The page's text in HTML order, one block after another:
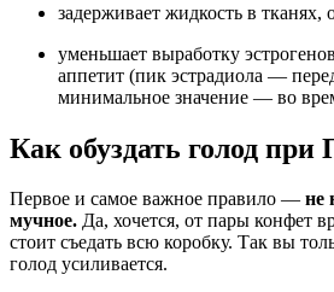
задерживает жидкость в тканях,
уменьшает выработку
аппетит (пик эстрадиола —
минимальное значение — во
Как обуздать голод
Первое и самое важное правило — не
мучное. Да, хочется, от пары конфет
стоит съедать всю коробку. Так вы
голод усиливается.